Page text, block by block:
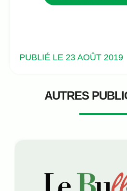
PUBLIÉ LE 23 AOÛT 2019
AUTRES